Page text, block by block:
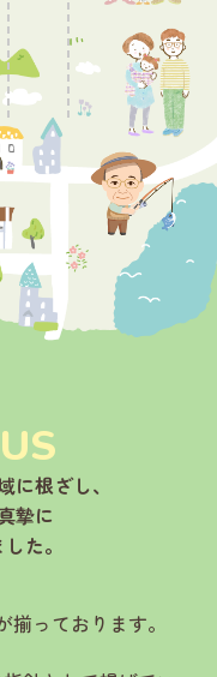
に根ざし、
摯に
た。
っております。